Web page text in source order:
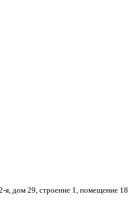
я, дом 29, строение 1, помещение 18